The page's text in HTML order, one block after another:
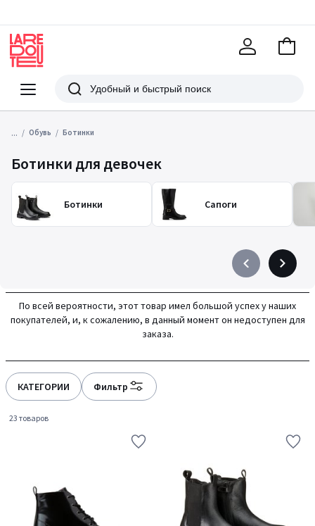
Меню
Redoute
Поиск
В
... Обувь Ботинки
Ботинки для девочек
Ботинки Сапоги
Précédent
à
gauche
Suivant
à
droite
По всей вероятности, этот товар имел большой успех у наших
покупателей, и, к сожалению, в данный момент он недоступен для
заказа.
КАТЕГОРИИ Фильтр
23 товаров